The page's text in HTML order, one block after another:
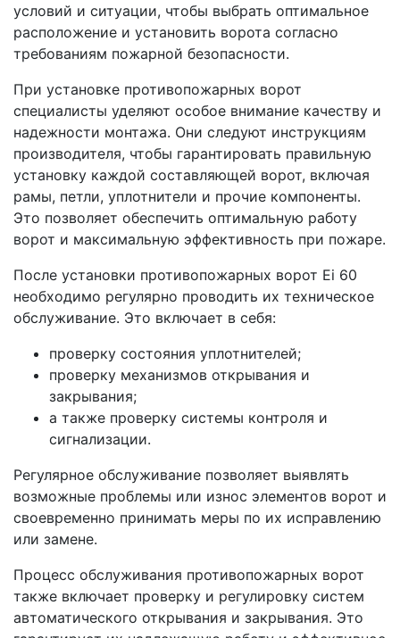
условий и ситуации, чтобы выбрать оптимальное
расположение и установить ворота согласно
требованиям пожарной безопасности.
При установке противопожарных ворот
специалисты уделяют особое внимание качеству и
надежности монтажа. Они следуют инструкциям
производителя, чтобы гарантировать правильную
установку каждой составляющей ворот, включая
рамы, петли, уплотнители и прочие компоненты.
Это позволяет обеспечить оптимальную работу
ворот и максимальную эффективность при пожаре.
После установки противопожарных ворот Ei 60
необходимо регулярно проводить их техническое
обслуживание. Это включает в себя:
проверку состояния уплотнителей;
проверку механизмов открывания и
закрывания;
а также проверку системы контроля и
сигнализации.
Регулярное обслуживание позволяет выявлять
возможные проблемы или износ элементов ворот и
своевременно принимать меры по их исправлению
или замене.
Процесс обслуживания противопожарных ворот
также включает проверку и регулировку систем
автоматического открывания и закрывания. Это